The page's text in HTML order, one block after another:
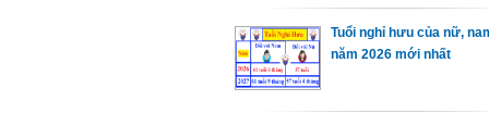
Tuổi nghỉ hưu của nữ,
năm 2026 mới nhất